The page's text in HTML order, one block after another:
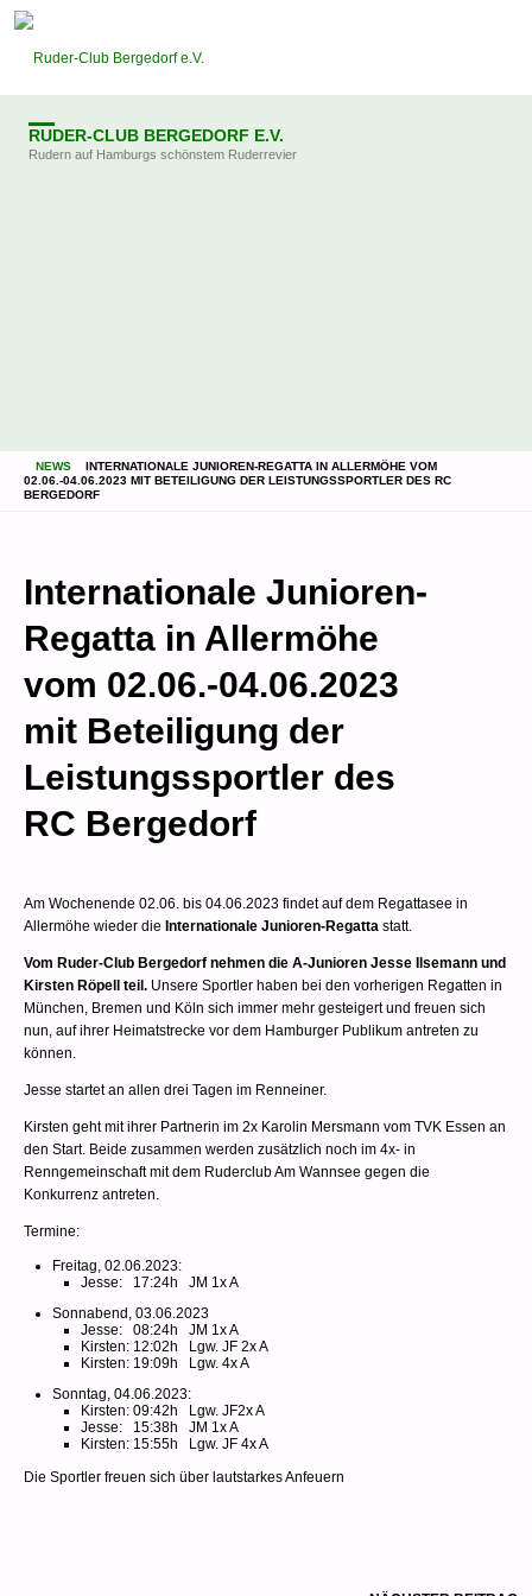
RUDER-CLUB BERGEDORF E.V.
Rudern auf Hamburgs schönstem Ruderrevier
STARTSEITE
NEWS
INTERNATIONALE JUNIOREN-REGATTA IN ALLERMÖHE VOM
02.06.-04.06.2023 MIT BETEILIGUNG DER LEISTUNGSSPORTLER DES RC
BERGEDORF
Internationale Junioren-
Regatta in Allermöhe
vom 02.06.-04.06.2023
mit Beteiligung der
Leistungssportler des
RC Bergedorf
Am Wochenende 02.06. bis 04.06.2023 findet auf dem Regattasee in
Allermöhe wieder dieInternationale Junioren-Regatta statt.
Vom Ruder-Club Bergedorf nehmen die A-Junioren Jesse Ilsemann und
Kirsten Röpell teil. Unsere Sportler haben bei den vorherigen Regatten in
München, Bremen und Köln sich immer mehr gesteigert und freuen sich
nun, auf ihrer Heimatstrecke vor dem Hamburger Publikum antreten zu
können.
Jesse startet an allen drei Tagen im Renneiner.
Kirsten geht mit ihrer Partnerin im 2x Karolin Mersmann vom TVK Essen an
den Start. Beide zusammen werden zusätzlich noch im 4x- in
Renngemeinschaft mit dem Ruderclub Am Wannsee gegen die
Konkurrenz antreten.
Termine:
Freitag, 02.06.2023:
Jesse: 17:24h JM 1x A
Sonnabend, 03.06.2023
Jesse: 08:24h JM 1x A
Kirsten: 12:02h Lgw. JF 2x A
Kirsten: 19:09h Lgw. 4x A
Sonntag, 04.06.2023:
Kirsten: 09:42h Lgw. JF2x A
Jesse: 15:38h JM 1x A
Kirsten: 15:55h Lgw. JF 4x A
Die Sportler freuen sich über lautstarkes Anfeuern